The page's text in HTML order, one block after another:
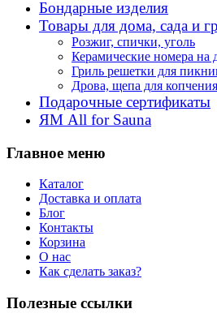
Бондарные изделия
Товары для дома, сада и
Розжиг, спички, уголь
Керамические номера на
Гриль решетки для
Дрова, щепа для копчения
Подарочные сертификаты
ЯМ All for Sauna
Главное меню
Каталог
Доставка и оплата
Блог
Контакты
Корзина
О нас
Как сделать заказ?
Полезные ссылки